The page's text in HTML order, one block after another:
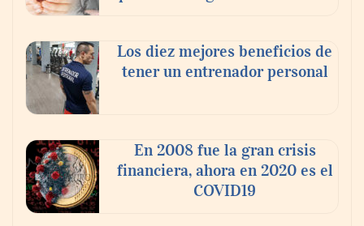
‘El ransomware se puede vencer. No
Ricardo Palacio Escobar
Los diez mejores beneficios de
tener un entrenador personal
En 2008 fue la gran crisis
financiera, ahora en 2020 es el
COVID19